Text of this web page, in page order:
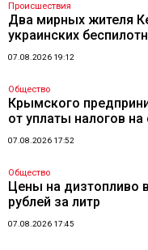
Происшествия
Два мирных жителя
украинских
07.08.2026 19:12
Общество
Крымского
от уплаты налогов
07.08.2026 17:52
Общество
Цены на дизтопливо
рублей за литр
07.08.2026 17:45